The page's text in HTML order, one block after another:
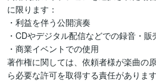
に限ります：
・利益を伴う公開演奏
・CDやデジタル配信などでの録音・販
・商業イベントでの使用
著作権に関しては、依頼者様が楽曲の
ら必要な許可を取得する責任があります